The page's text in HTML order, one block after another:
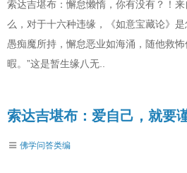
索达吉堪布：懈怠懒惰，你有没有？！
么，对于十六种违缘，《如意宝藏论》
愚痴魔所持，懈怠恶业如海涌，随他救
暇。”这是暂生缘八无..
索达吉堪布：爱自己，就要
佛学问答类编